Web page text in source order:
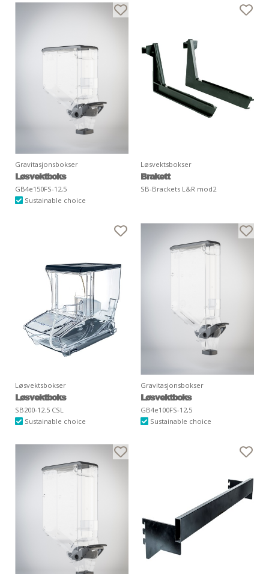
Gravitasjonsbokser
Løsvektboks
GB4e150FS-12,5
Sustainable choice
Løsvektsbokser
Brakett
SB-Brackets L&R mod2
Løsvektsbokser
Løsvektboks
SB200-12.5 CSL
Sustainable choice
Gravitasjonsbokser
Løsvektboks
GB4e100FS-12,5
Sustainable choice